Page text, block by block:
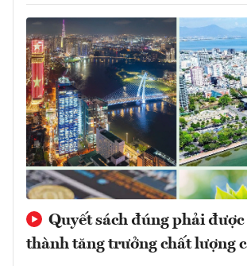
Quyết sách đúng phải được
thành tăng trưởng chất lượng